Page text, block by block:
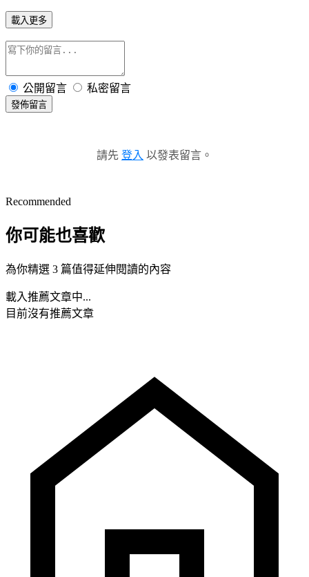
載入更多
公開留言 私密留言
發佈留言
請先 登入 以發表留言。
Recommended
你可能也喜歡
為你精選 3 篇值得延伸閱讀的內容
載入推薦文章中...
目前沒有推薦文章